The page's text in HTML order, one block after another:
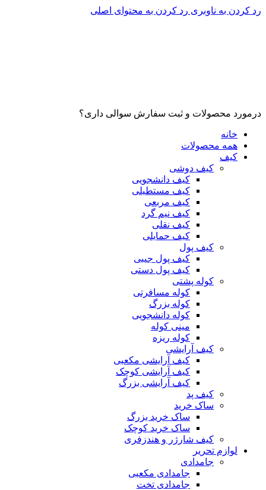
رد کردن به ناوبری رد کردن به محتوای اصلی
درمورد محصولات و ثبت سفارش سوالی داری؟
خانه
همه محصولات
کیف
کیف دوشی
کیف دانشجویی
کیف مستطیلی
کیف مربعی
کیف نیم گرد
کیف نقلی
کیف حمایلی
کیف پول
کیف پول جیبی
کیف پول دستی
کوله پشتی
کوله مسافرتی
کوله بزرگ
کوله دانشجویی
مینی کوله
کوله ریزه
کیف آرایشی
کیف آرایشی مکعبی
کیف آرایشی کوچک
کیف آرایشی بزرگ
کیف پد
ساک خرید
ساک خرید بزرگ
ساک خرید کوچک
کیف شارژر و هندزفری
لوازم تحریر
جامدادی
جامدادی مکعبی
جامدادی تخت